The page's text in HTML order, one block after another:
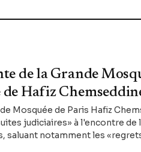
de la Grande
Hafiz
Mosquée de Paris Hafiz
judiciaires» à l'encontre
saluant notamment les